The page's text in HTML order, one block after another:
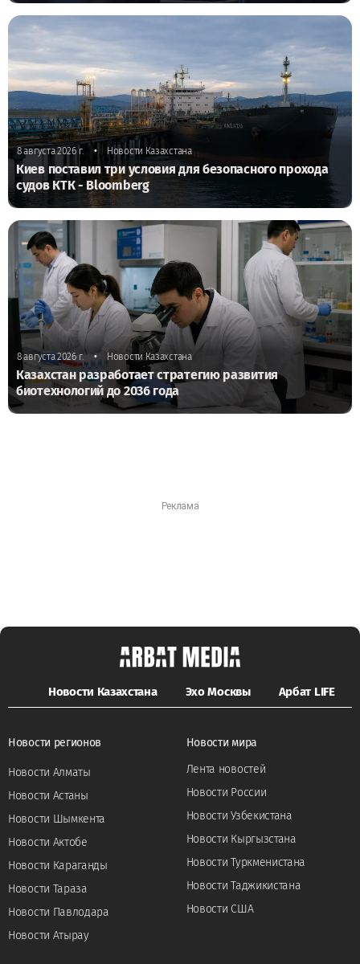
8 августа 2026 г. • Новости Казахстана
Киев поставил три условия для безопасного прохода
судов КТК - Bloomberg
8 августа 2026 г. • Новости Казахстана
Казахстан разработает стратегию развития
биотехнологий до 2036 года
Новости Казахстана Эхо Москвы Арбат LIFE
Новости регионов
Новости Алматы
Новости Астаны
Новости Шымкента
Новости Актобе
Новости Караганды
Новости Тараза
Новости Павлодара
Новости Атырау
Новости мира
Лента новостей
Новости России
Новости Узбекистана
Новости Кыргызстана
Новости Туркменистана
Новости Таджикистана
Новости США